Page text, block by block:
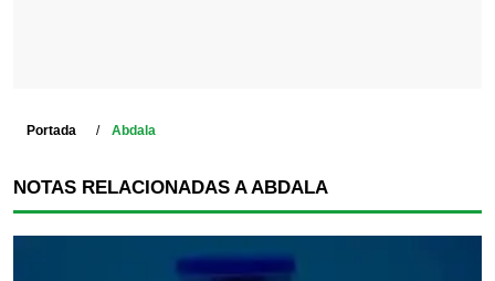
Portada Abdala
NOTAS RELACIONADAS A ABDALA